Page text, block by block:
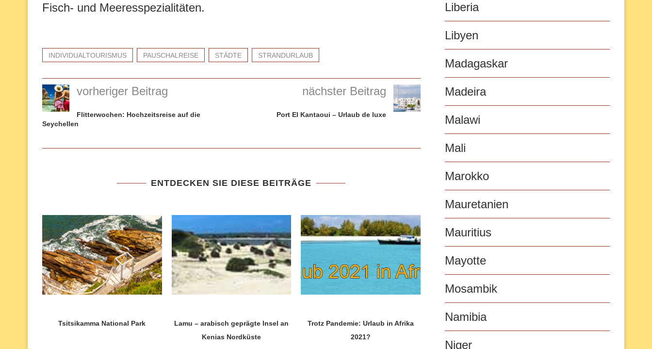
Fisch- und Meeresspezialitäten.
INDIVIDUALTOURISMUS PAUSCHALREISE STÄDTE STRANDURLAUB
vorheriger Beitrag
Flitterwochen: Hochzeitsreise auf die
Seychellen
nächster Beitrag
Port El Kantaoui – Urlaub de luxe
ENTDECKEN SIE DIESE BEITRÄGE
Tsitsikamma National Park
Lamu – arabisch geprägte Insel an
Kenias Nordküste
Trotz Pandemie: Urlaub in Afrika
2021?
Liberia
Libyen
Madagaskar
Madeira
Malawi
Mali
Marokko
Mauretanien
Mauritius
Mayotte
Mosambik
Namibia
Niger